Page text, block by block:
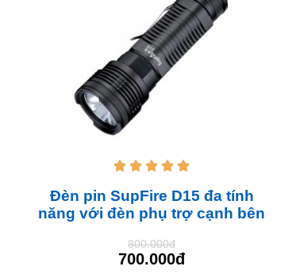
    
Đèn pin SupFire D15 đa tính
năng với đèn phụ trợ cạnh bên
800.000đ
700.000đ